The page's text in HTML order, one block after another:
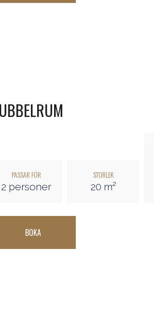
PASSAR FÖR
2 personer
STORLEK
20 m²
BOKA